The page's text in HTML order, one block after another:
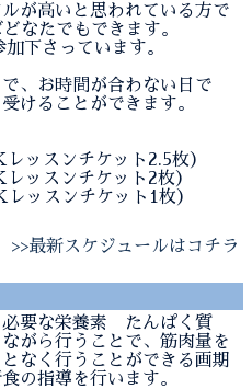
が高いと思われている方で
なたでもできます。
下さっています。
、お時間が合わない日で
けることができます。
ッスンチケット2.5枚）
ッスンチケット2枚）
ッスンチケット1枚）
>>最新スケジュールはコチラ
必要な栄養素 たんぱく質
がら行うことで、筋肉量を
なく行うことができる画期
の指導を行います。